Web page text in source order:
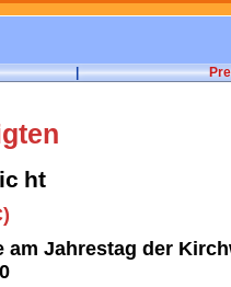
|
ht
am Jahrestag der